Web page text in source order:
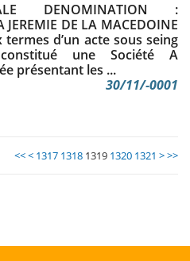
DENOMINATION :
JEREMIE DE LA MACEDOINE
termes d’un acte sous seing
une Société A
présentant les ...
30/11/-0001
<<< 1317 1318 1319 1320 1321 >>>